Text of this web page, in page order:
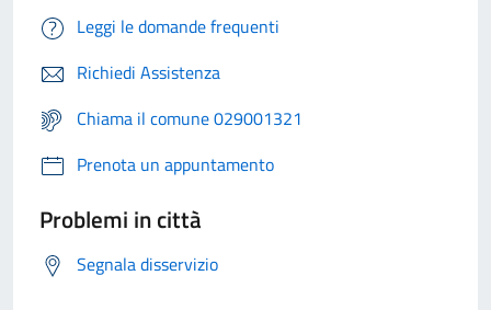
Leggi le domande frequenti
Richiedi Assistenza
Chiama il comune 029001321
Prenota un appuntamento
Problemi in città
Segnala disservizio